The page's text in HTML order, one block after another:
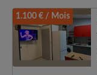
1.100 € / Mois